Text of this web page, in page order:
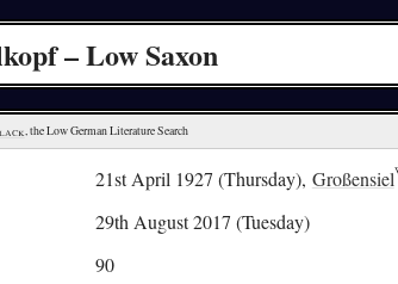
– Low Saxon
, the Low German Literature Search
21st April 1927 (Thursday), Großensiel
29th August 2017 (Tuesday)
90